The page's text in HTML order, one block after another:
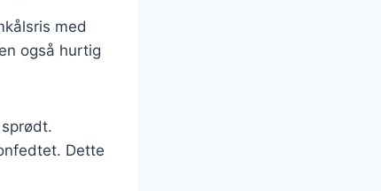
med
også hurtig
Dette